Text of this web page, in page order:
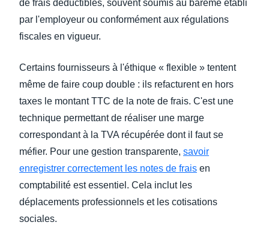
de frais déductibles, souvent soumis au barème établi
par l'employeur ou conformément aux régulations
fiscales en vigueur.
Certains fournisseurs à l'éthique « flexible » tentent
même de faire coup double : ils refacturent en hors
taxes le montant TTC de la note de frais. C'est une
technique permettant de réaliser une marge
correspondant à la TVA récupérée dont il faut se
méfier. Pour une gestion transparente, savoir
enregistrer correctement les notes de frais en
comptabilité est essentiel. Cela inclut les
déplacements professionnels et les cotisations
sociales.